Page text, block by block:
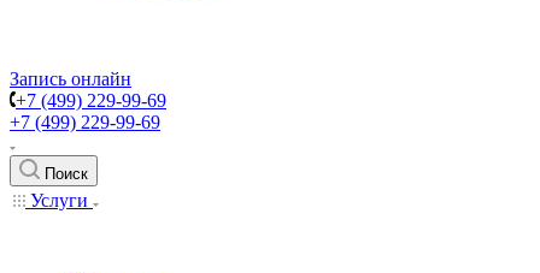
Запись онлайн
+7 (499) 229-99-69
+7 (499) 229-99-69
Поиск
Услуги